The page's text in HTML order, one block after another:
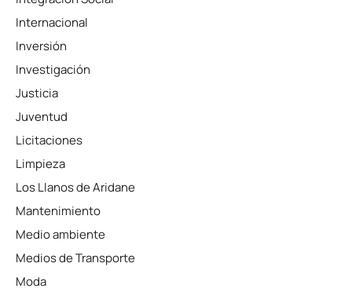
Internacional
Inversión
Investigación
Justicia
Juventud
Licitaciones
Limpieza
Los Llanos de Aridane
Mantenimiento
Medio ambiente
Medios de Transporte
Moda